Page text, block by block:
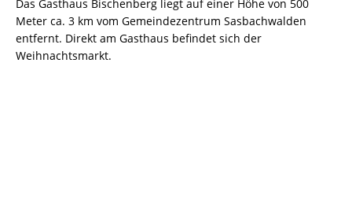
Das Gasthaus Bischenberg liegt auf einer Höhe von 500
Meter ca. 3 km vom Gemeindezentrum Sasbachwalden
entfernt. Direkt am Gasthaus befindet sich der
Weihnachtsmarkt.